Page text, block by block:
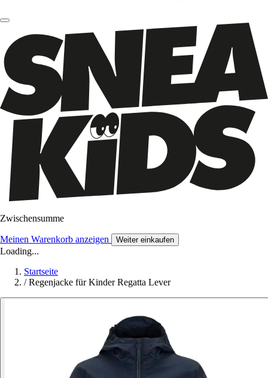
Zwischensumme
Meinen Warenkorb anzeigen Weiter einkaufen
Loading...
Startseite
/ Regenjacke für Kinder Regatta Lever